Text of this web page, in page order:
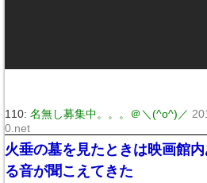
110: 名無し募集中。。。＠＼(^o^)／
0.net
火垂の墓を見たときは映画館
る音が聞こえてきた